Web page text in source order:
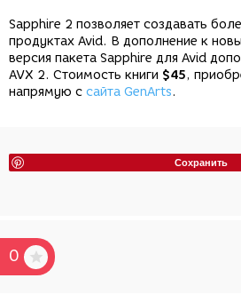
Sapphire 2 позволяет создавать
продуктах Avid. В дополнение к
версия пакета Sapphire для Avid
AVX 2. Стоимость книги $45,
напрямую с сайта GenArts.
Сохранить
0